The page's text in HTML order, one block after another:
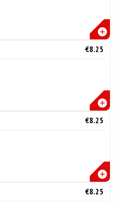
€8.25
€8.25
€8.25